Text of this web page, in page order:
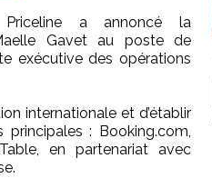
a annoncé la
Gavet au poste de
exécutive des opérations
internationale et d’établir
: Booking.com,
en partenariat avec